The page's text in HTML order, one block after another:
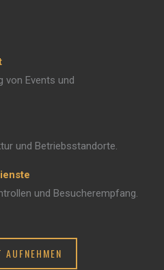
von Events und
und Betriebsstandorte.
und Besucherempfang.
AUFNEHMEN